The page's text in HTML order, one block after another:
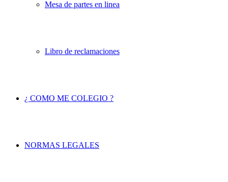
Mesa de partes en linea
Libro de reclamaciones
¿ COMO ME COLEGIO ?
NORMAS LEGALES